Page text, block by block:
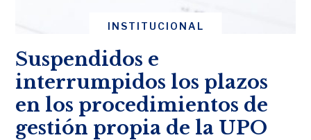
INSTITUCIONAL
Suspendidos e
interrumpidos los plazos
en los procedimientos de
gestión propia de la UPO